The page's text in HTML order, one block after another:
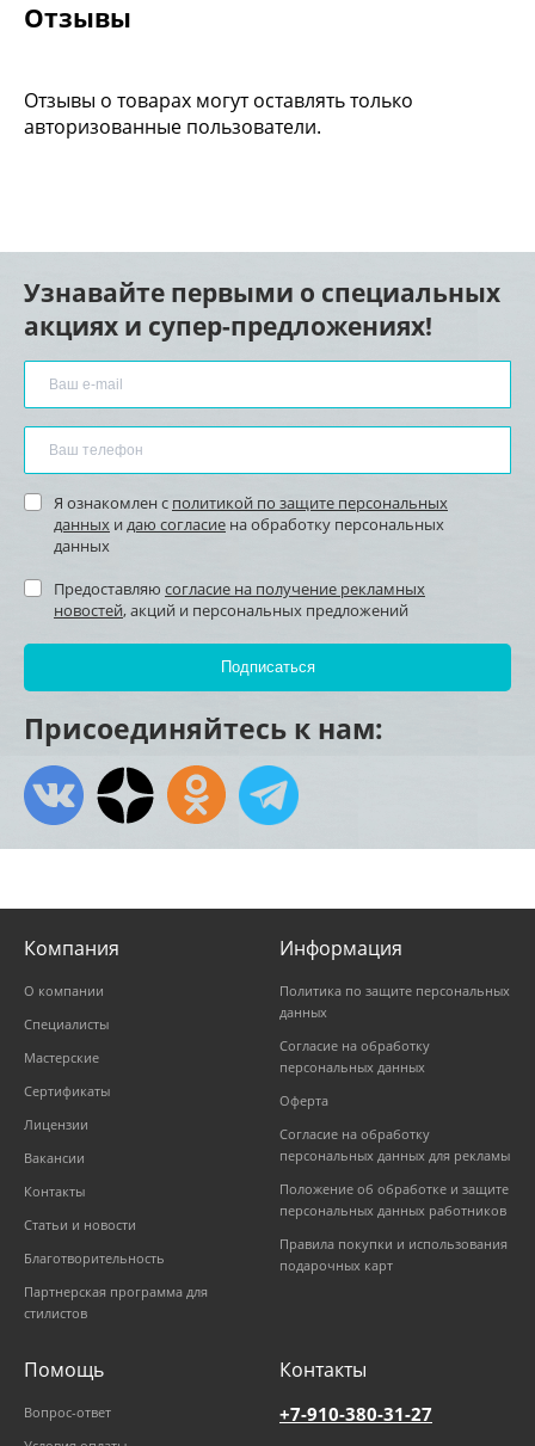
Отзывы
Отзывы о товарах могут оставлять только
авторизованные пользователи.
Узнавайте первыми о специальных
акциях и супер-предложениях!
Я ознакомлен с политикой по защите персональных
данных и даю согласие на обработку персональных
данных
Предоставляю согласие на получение рекламных
новостей, акций и персональных предложений
Присоединяйтесь к нам:
Компания
О компании
Специалисты
Мастерские
Сертификаты
Лицензии
Вакансии
Контакты
Статьи и новости
Благотворительность
Партнерская программа для
стилистов
Информация
Политика по защите персональных
данных
Согласие на обработку
персональных данных
Оферта
Согласие на обработку
персональных данных для рекламы
Положение об обработке и защите
персональных данных работников
Правила покупки и использования
подарочных карт
Помощь
Вопрос-ответ
Контакты
+7-910-380-31-27